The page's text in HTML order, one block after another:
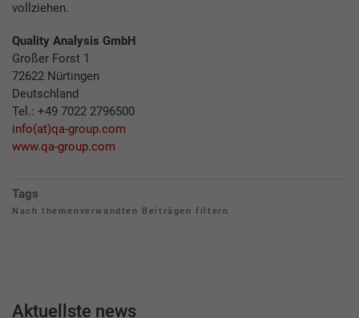
vollziehen.
Quality Analysis GmbH
Großer Forst 1
72622 Nürtingen
Deutschland
Tel.: +49 7022 2796500
info(at)qa-group.com
www.qa-group.com
Tags
Nach themenverwandten Beiträgen filtern
Aktuellste news